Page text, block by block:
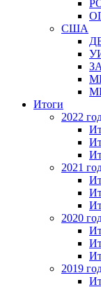
США
Итоги
2022
2021
2020
2019